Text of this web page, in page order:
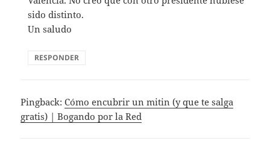
sido distinto.
Un saludo
RESPONDER
Pingback:Cómo encubrir un mitin (y que te salga
gratis) | Bogando por la Red